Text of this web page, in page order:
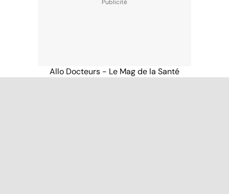
Allo Docteurs - Le Mag de la Santé